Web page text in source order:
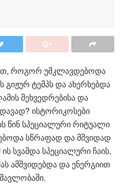
როგორ უმკლავდებოდა
გიჟურ ტემპს და ახერხებდა
შეხვედრებისა და
ისტორიკოსები
წინ სპეციალური რიტუალი
სწრაფად და მშვიდად
სვამდა სპეციალური ჩაის,
ამშვიდებდა და ენერგიით